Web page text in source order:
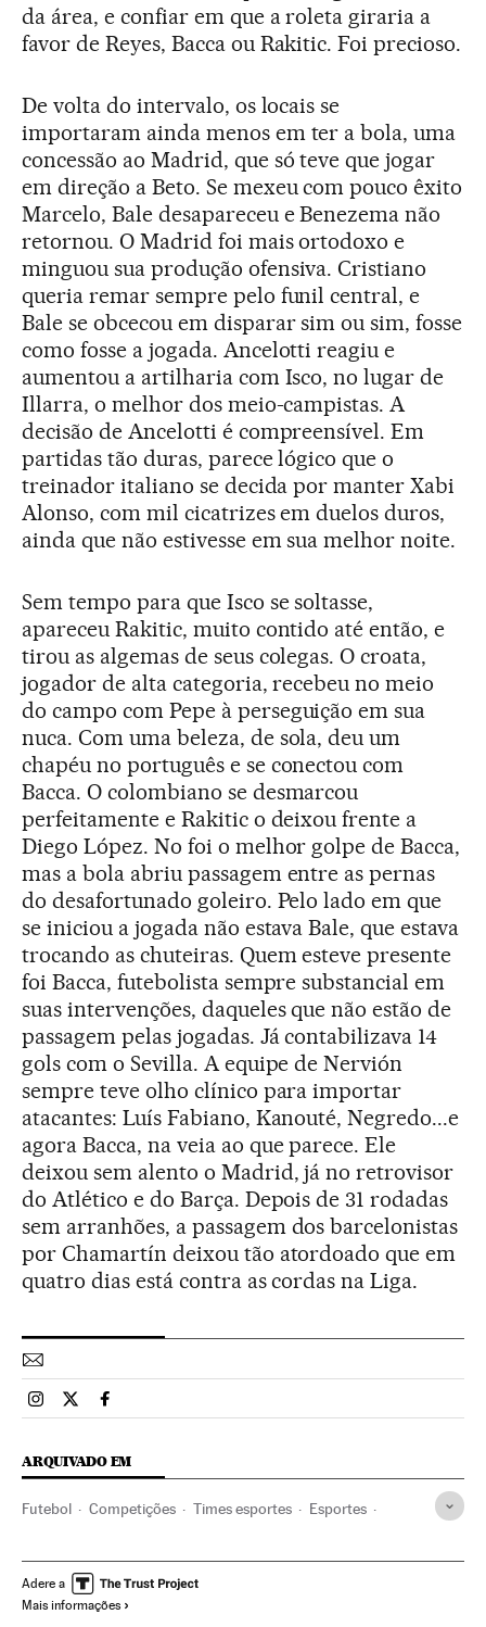
da área, e confiar em que a roleta giraria a
favor de Reyes, Bacca ou Rakitic. Foi precioso.
De volta do intervalo, os locais se
importaram ainda menos em ter a bola, uma
concessão ao Madrid, que só teve que jogar
em direção a Beto. Se mexeu com pouco êxito
Marcelo, Bale desapareceu e Benezema não
retornou. O Madrid foi mais ortodoxo e
minguou sua produção ofensiva. Cristiano
queria remar sempre pelo funil central, e
Bale se obcecou em disparar sim ou sim, fosse
como fosse a jogada. Ancelotti reagiu e
aumentou a artilharia com Isco, no lugar de
Illarra, o melhor dos meio-campistas. A
decisão de Ancelotti é compreensível. Em
partidas tão duras, parece lógico que o
treinador italiano se decida por manter Xabi
Alonso, com mil cicatrizes em duelos duros,
ainda que não estivesse em sua melhor noite.
Sem tempo para que Isco se soltasse,
apareceu Rakitic, muito contido até então, e
tirou as algemas de seus colegas. O croata,
jogador de alta categoria, recebeu no meio
do campo com Pepe à perseguição em sua
nuca. Com uma beleza, de sola, deu um
chapéu no português e se conectou com
Bacca. O colombiano se desmarcou
perfeitamente e Rakitic o deixou frente a
Diego López. No foi o melhor golpe de Bacca,
mas a bola abriu passagem entre as pernas
do desafortunado goleiro. Pelo lado em que
se iniciou a jogada não estava Bale, que estava
trocando as chuteiras. Quem esteve presente
foi Bacca, futebolista sempre substancial em
suas intervenções, daqueles que não estão de
passagem pelas jogadas. Já contabilizava 14
gols com o Sevilla. A equipe de Nervión
sempre teve olho clínico para importar
atacantes: Luís Fabiano, Kanouté, Negredo...e
agora Bacca, na veia ao que parece. Ele
deixou sem alento o Madrid, já no retrovisor
do Atlético e do Barça. Depois de 31 rodadas
sem arranhões, a passagem dos barcelonistas
por Chamartín deixou tão atordoado que em
quatro dias está contra as cordas na Liga.
Esportes El País Brasil en Instagram
Esportes El País Brasil en Twitter
Esportes El País Brasil en Facebook
ARQUIVADO EM
Futebol Competições Times esportes Esportes
Cristiano Ronaldo Bale
Primeira divisão
Adere a
Mais informações